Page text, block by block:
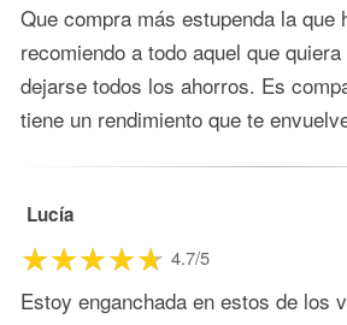
Que compra más estupenda la que
recomiendo a todo aquel que
dejarse todos los ahorros. Es
tiene un rendimiento que te
Lucía
4.7/5
Estoy enganchada en estos de los